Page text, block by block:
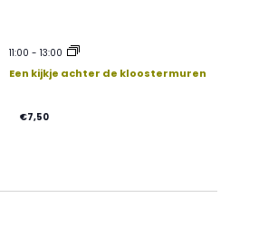
11:00 -13:00
Een kijkje achter de kloostermuren
€7,50